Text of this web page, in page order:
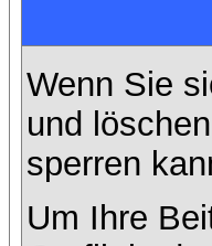
Wenn Sie
und
sperren
Um Ihre